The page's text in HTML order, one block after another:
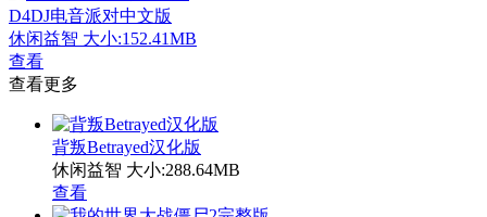
D4DJ电音派对中文版
休闲益智 大小:152.41MB
查看
查看更多
背叛Betrayed汉化版
休闲益智 大小:288.64MB
查看